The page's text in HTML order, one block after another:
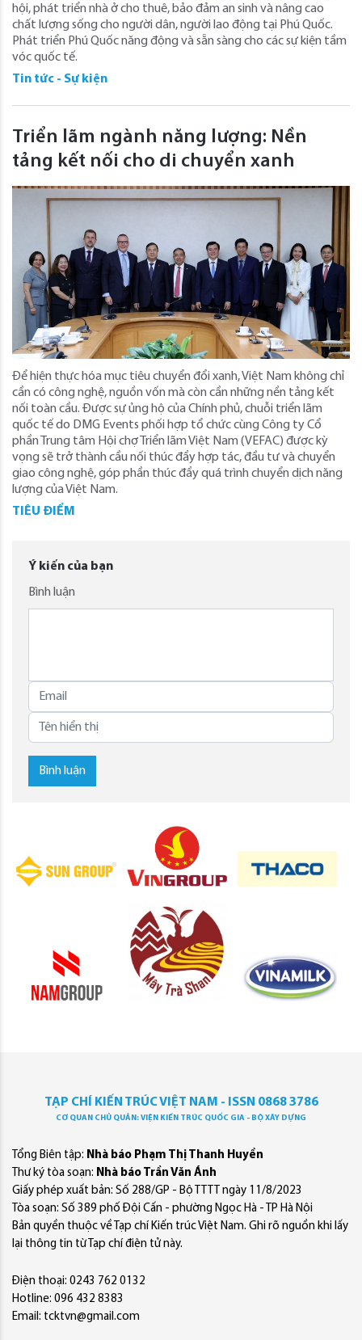
hội, phát triển nhà ở cho thuê, bảo đảm an sinh và nâng cao
chất lượng sống cho người dân, người lao động tại Phú Quốc.
Phát triển Phú Quốc năng động và sẵn sàng cho các sự kiện tầm
vóc quốc tế.
Tin tức - Sự kiện
Triển lãm ngành năng lượng: Nền
tảng kết nối cho di chuyển xanh
Để hiện thực hóa mục tiêu chuyển đổi xanh, Việt Nam không chỉ
cần có công nghệ, nguồn vốn mà còn cần những nền tảng kết
nối toàn cầu. Được sự ủng hộ của Chính phủ, chuỗi triển lãm
quốc tế do DMG Events phối hợp tổ chức cùng Công ty Cổ
phần Trung tâm Hội chợ Triển lãm Việt Nam (VEFAC) được kỳ
vọng sẽ trở thành cầu nối thúc đẩy hợp tác, đầu tư và chuyển
giao công nghệ, góp phần thúc đẩy quá trình chuyển dịch năng
lượng của Việt Nam.
TIÊU ĐIỂM
Ý kiến của bạn
Bình luận
Bình luận
TẠP CHÍ KIẾN TRÚC VIỆT NAM - ISSN 0868 3786
CƠ QUAN CHỦ QUẢN: VIỆN KIẾN TRÚC QUỐC GIA - BỘ XÂY DỰNG
Tổng Biên tập: Nhà báo Phạm Thị Thanh Huyền
Thư ký tòa soạn: Nhà báo Trần Văn Ánh
Giấy phép xuất bản: Số 288/GP - Bộ TTTT ngày 11/8/2023
Tòa soạn: Số 389 phố Đội Cấn - phường Ngọc Hà - TP Hà Nội
Bản quyền thuộc về Tạp chí Kiến trúc Việt Nam. Ghi rõ nguồn khi lấy
lại thông tin từ Tạp chí điện tử này.
Điện thoại: 0243 762 0132
Hotline: 096 432 8383
Email: tcktvn@gmail.com